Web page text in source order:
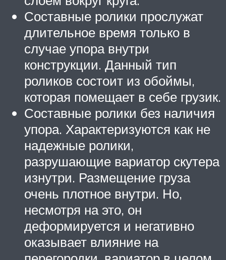
Составные ролики прослужат
длительное время только в
случае упора внутри
конструкции. Данный тип
роликов состоит из обоймы,
которая помещает в себе грузик.
Составные ролики без наличия
упора. Характеризуются как не
надежные ролики,
разрушающие вариатор скутера
изнутри. Размещение груза
очень плотное внутри. Но,
несмотря на это, он
деформируется и негативно
оказывает влияние на